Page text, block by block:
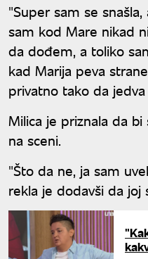
"Super sam se
sam kod Mare nikad
da dođem, a toliko
kad Marija peva
privatno tako da jedva
Milica je priznala da
na sceni.
"Što da ne, ja sam
rekla je dodavši da joj